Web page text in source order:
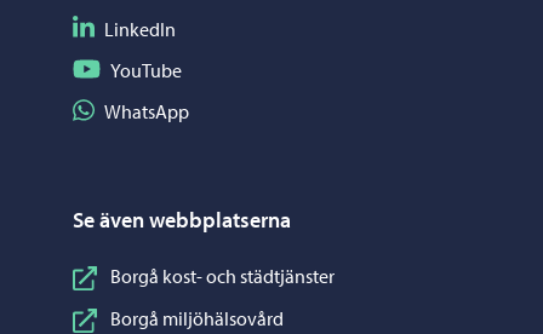
Följ på LinkedIn
LinkedIn
Följ på YouTube
YouTube
Dela på WhatsApp
WhatsApp
Se även webbplatserna
Borgå kost- och städtjänster
Borgå miljöhälsovård